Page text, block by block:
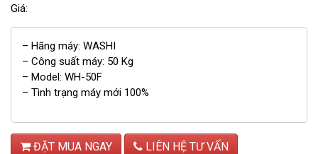
Giá:
– Hãng máy: WASHI
– Công suất máy: 50 Kg
– Model: WH-50F
– Tình trạng máy mới 100%
ĐẶT MUA NGAY LIÊN HỆ TƯ VẤN